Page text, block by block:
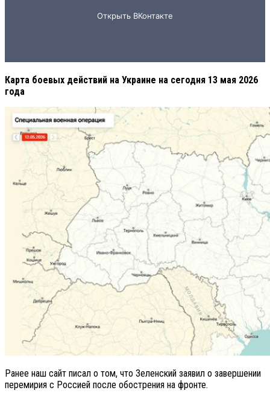
Карта боевых действий на Украине на сегодня 13 мая 2026
года
Ранее наш сайт писал о том, что Зеленский заявил о завершении
перемирия с Россией после обострения на фронте.